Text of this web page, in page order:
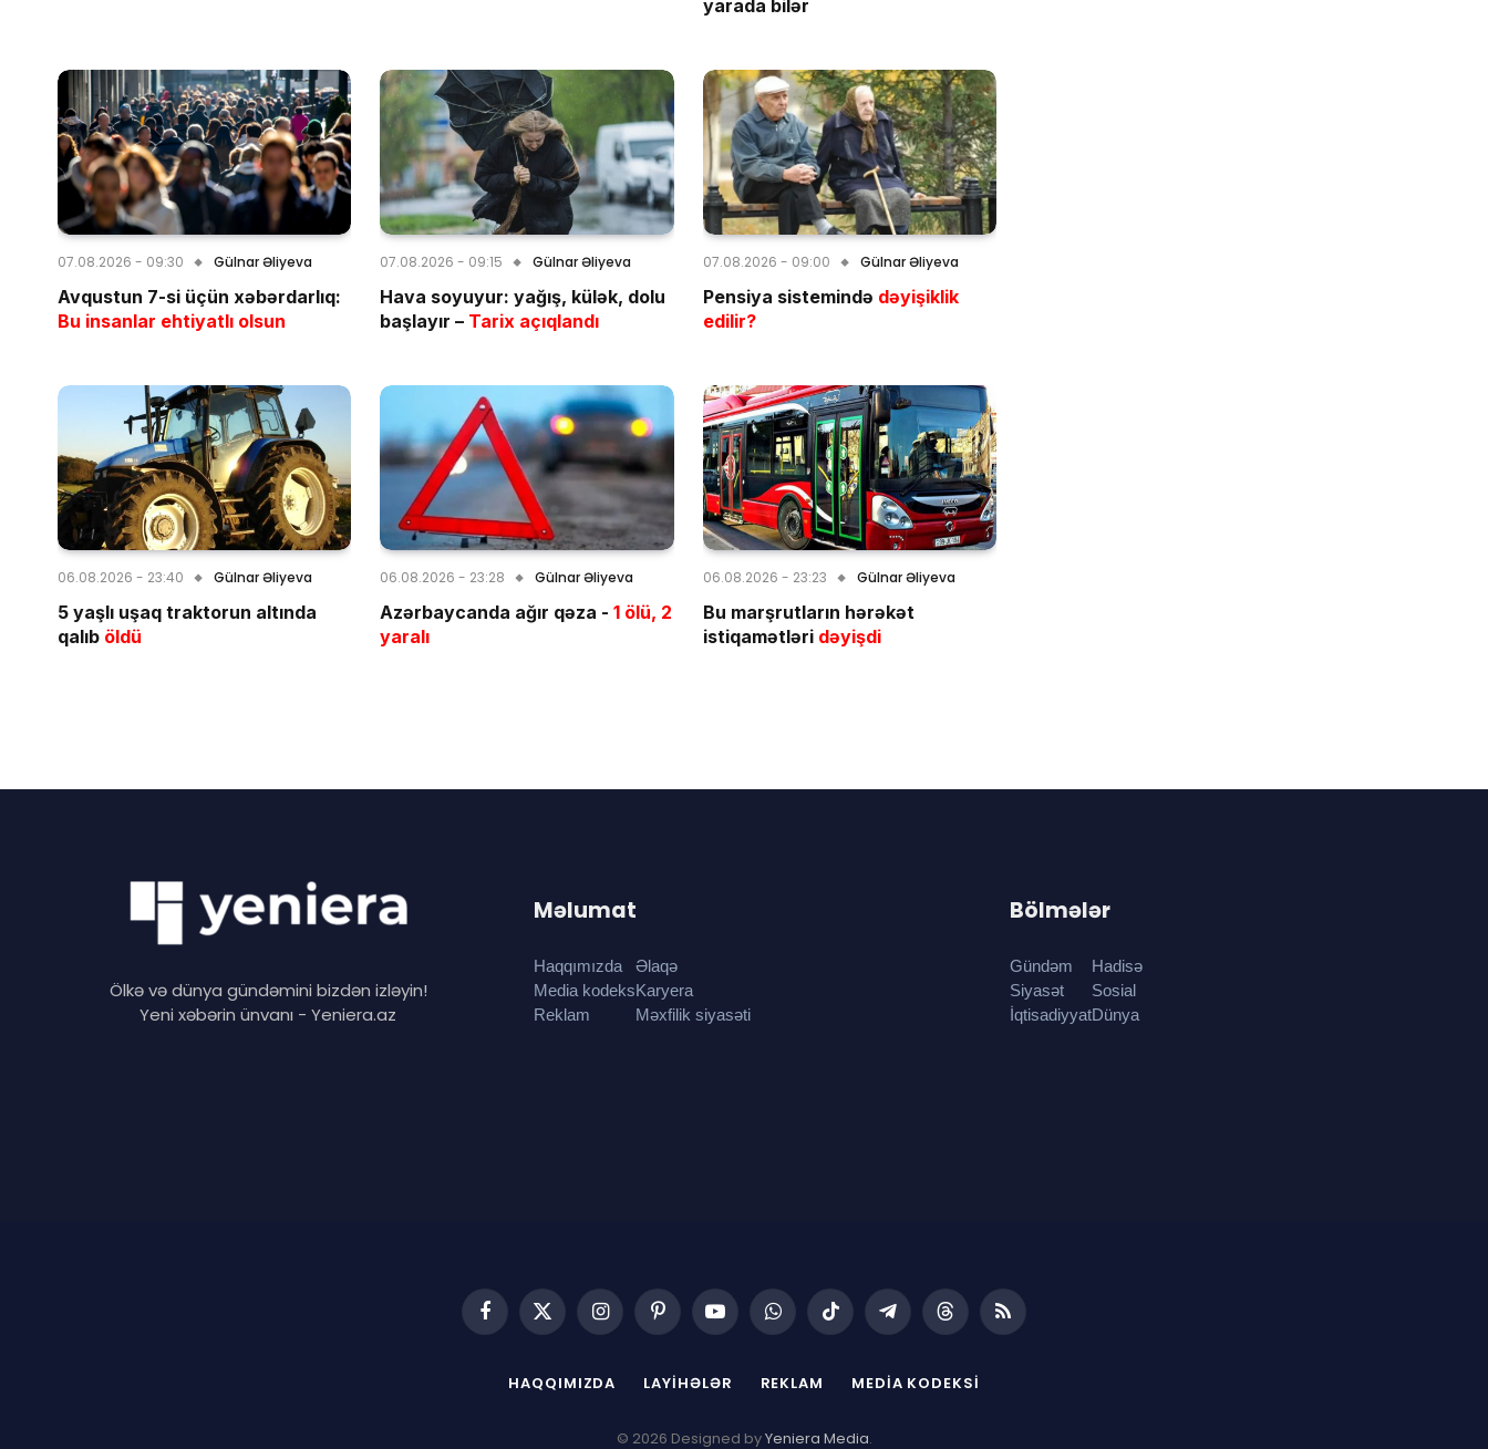
yarada bilər
07.08.2026 - 09:30 Gülnar Əliyeva
Avqustun 7-si üçün xəbərdarlıq:
Bu insanlar ehtiyatlı olsun
07.08.2026 - 09:15 Gülnar Əliyeva
Hava soyuyur: yağış, külək, dolu
başlayır – Tarix açıqlandı
07.08.2026 - 09:00 Gülnar Əliyeva
Pensiya sistemində dəyişiklik
edilir?
06.08.2026 - 23:40 Gülnar Əliyeva
5 yaşlı uşaq traktorun altında
qalıb öldü
06.08.2026 - 23:28 Gülnar Əliyeva
Azərbaycanda ağır qəza -1 ölü, 2
yaralı
06.08.2026 - 23:23 Gülnar Əliyeva
Bu marşrutların hərəkət
istiqamətləri dəyişdi
Ölkə və dünya gündəmini bizdən izləyin!
Yeni xəbərin ünvanı - Yeniera.az
Məlumat
Haqqımızda
Media kodeks
Reklam
Əlaqə
Karyera
Məxfilik siyasəti
Bölmələr
Gündəm
Siyasət
İqtisadiyyat
Hadisə
Sosial
Dünya
Facebook
X
(Twitter)
InstagramPinterestYouTubeWhatsAppTikTok TelegramThreadsRSS
HAQQIMIZDA LAYIHƏLƏR REKLAM MEDIA KODEKSI
© 2026 Designed byYeniera Media.